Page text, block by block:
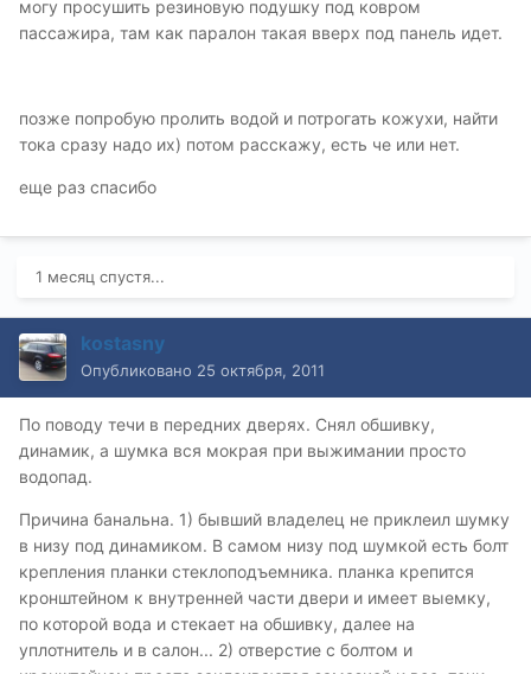
могу просушить резиновую подушку под ковром
пассажира, там как паралон такая вверх под панель идет.
позже попробую пролить водой и потрогать кожухи, найти
тока сразу надо их) потом расскажу, есть че или нет.
еще раз спасибо
1 месяц спустя...
kostasny
Опубликовано 25 октября, 2011
По поводу течи в передних дверях. Снял обшивку,
динамик, а шумка вся мокрая при выжимании просто
водопад.
Причина банальна. 1) бывший владелец не приклеил шумку
в низу под динамиком. В самом низу под шумкой есть болт
крепления планки стеклоподъемника. планка крепится
кронштейном к внутренней части двери и имеет выемку,
по которой вода и стекает на обшивку, далее на
уплотнитель и в салон... 2) отверстие с болтом и